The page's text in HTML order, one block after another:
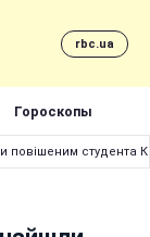
rbc.ua
Гороскопы
повішеним студента